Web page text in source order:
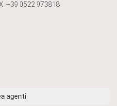
+39 0522 973818